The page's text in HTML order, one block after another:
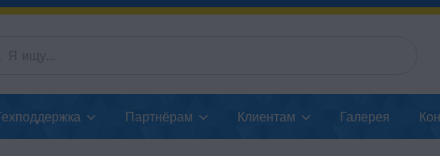
Партнёрам Клиентам Галерея